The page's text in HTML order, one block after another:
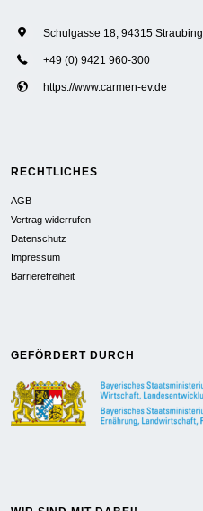
Schulgasse 18, 94315 Straubing
+49 (0) 9421 960-300
https://www.carmen-ev.de
RECHTLICHES
AGB
Vertrag widerrufen
Datenschutz
Impressum
Barrierefreiheit
GEFÖRDERT DURCH